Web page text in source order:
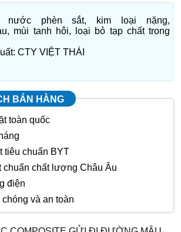
nước phèn sắt, kim loại nặng,
mùi tanh hôi, loại bỏ tạp chất trong
CTY VIỆT THÁI
BÁN HÀNG
toàn quốc
chuẩn BYT
chất lượng Châu Âu
điện
và an toàn